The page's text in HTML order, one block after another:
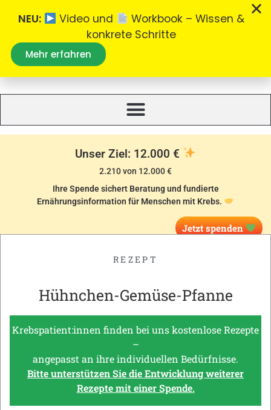
Was essen bei Krebs
Unser Ziel: 12.000 €
2.210 von 12.000 €
Ihre Spende sichert Beratung und fundierte
Ernährungsinformation für Menschen mit Krebs.
Jetzt spenden
REZEPT
Hühnchen-Gemüse-Pfanne
Krebspatient:innen finden bei uns kostenlose Rezepte
–
angepasst an ihre individuellen Bedürfnisse.
Bitte unterstützen Sie die Entwicklung weiterer
Rezepte mit einer Spende.
NEU: Video und
Workbook – Wissen &
konkrete Schritte
Mehr erfahren